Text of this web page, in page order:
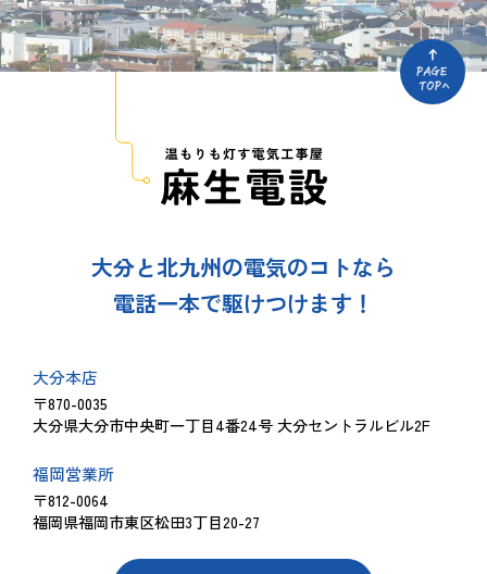
大分と北九州の電気のコトなら
電話一本で駆けつけます！
大分本店
〒870-0035
大分県大分市中央町一丁目4番24号 大分セントラルビル2F
福岡営業所
〒812-0064
福岡県福岡市東区松田3丁目20-27